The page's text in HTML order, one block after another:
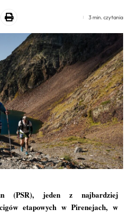
3 min. czytania
(PSR), jeden z najbardziej
etapowych w Pirenejach, w